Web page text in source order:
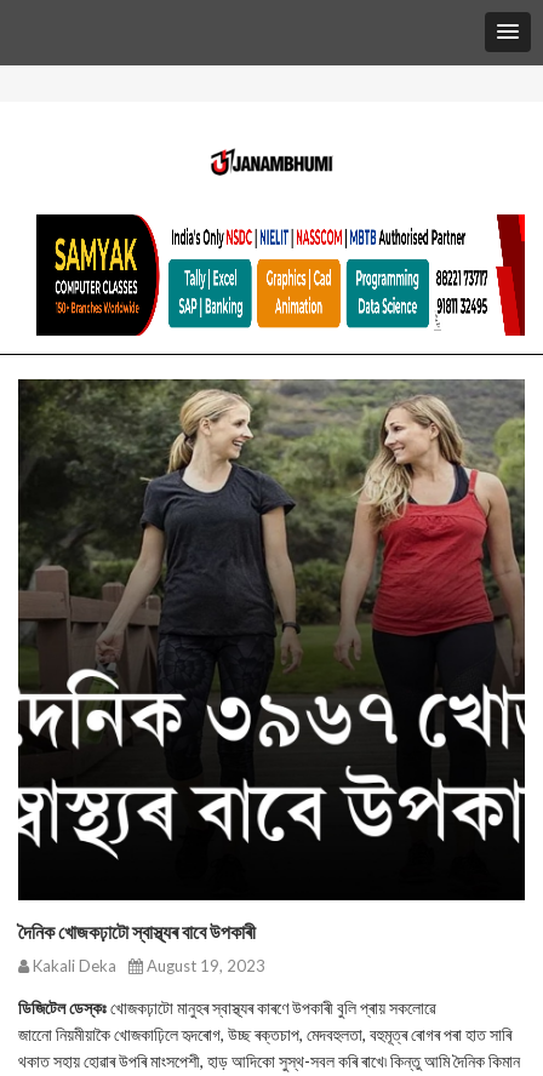
দৈনিক খোজকঢ়াটো স্বাস্থ্যৰ বাবে উপকাৰী
Kakali Deka August 19, 2023
ডিজিটেল ডেস্কঃখোজকঢ়াটো মানুহৰ স্বাস্থ্যৰ কাৰণে উপকাৰী বুলি প্ৰায় সকলোৱে
জানেো নিয়মীয়াকৈ খোজকাঢ়িলে হৃদৰোগ, উচ্ছ ৰক্তচাপ, মেদবহুলতা, বহুমূত্ৰ ৰোগৰ পৰা হাত সাৰি
থকাত সহায় হোৱাৰ উপৰি মাংসপেশী, হাড় আদিকো সুস্থ-সবল কৰি ৰাখে৷ কিন্তু আমি দৈনিক কিমান